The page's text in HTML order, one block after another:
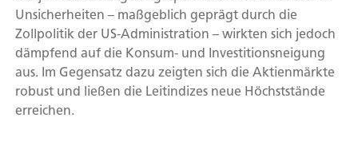
Unsicherheiten – maßgeblich geprägt durch die
Zollpolitik der US-Administration – wirkten sich jedoch
dämpfend auf die Konsum- und Investitionsneigung
aus. Im Gegensatz dazu zeigten sich die Aktienmärkte
robust und ließen die Leitindizes neue Höchststände
erreichen.